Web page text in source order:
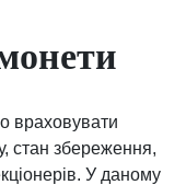
враховувати
стан збереження,
У даному